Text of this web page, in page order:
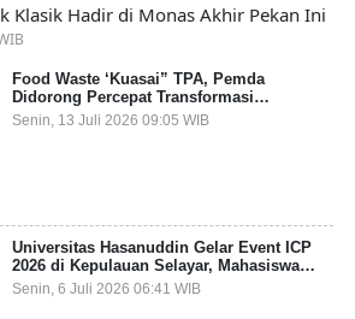
Klasik Hadir di Monas Akhir Pekan Ini
Food Waste ‘Kuasai” TPA, Pemda
Didorong Percepat Transformasi
Pengelolaan Sampah Organik dari Sumber
Senin, 13 Juli 2026 09:05 WIB
Universitas Hasanuddin Gelar Event ICP
2026 di Kepulauan Selayar, Mahasiswa
dari 27 Negara Jadi Partisipan
Senin, 6 Juli 2026 06:41 WIB